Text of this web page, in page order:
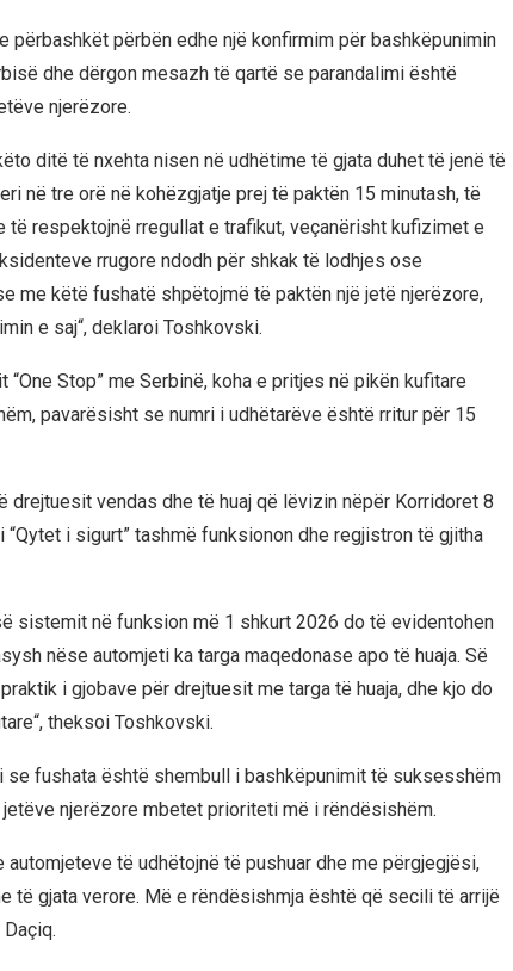
përbashkët përbën edhe një konfirmim për bashkëpunimin
dhe dërgon mesazh të qartë se parandalimi është
njerëzore.
ditë të nxehta nisen në udhëtime të gjata duhet të jenë të
në tre orë në kohëzgjatje prej të paktën 15 minutash, të
të respektojnë rregullat e trafikut, veçanërisht kufizimet e
rrugore ndodh për shkak të lodhjes ose
me këtë fushatë shpëtojmë të paktën një jetë njerëzore,
e saj“, deklaroi Toshkovski.
Stop” me Serbinë, koha e pritjes në pikën kufitare
pavarësisht se numri i udhëtarëve është rritur për 15
drejtuesit vendas dhe të huaj që lëvizin nëpër Korridoret 8
i sigurt” tashmë funksionon dhe regjistron të gjitha
sistemit në funksion më 1 shkurt 2026 do të evidentohen
nëse automjeti ka targa maqedonase apo të huaja. Së
i gjobave për drejtuesit me targa të huaja, dhe kjo do
theksoi Toshkovski.
fushata është shembull i bashkëpunimit të suksesshëm
njerëzore mbetet prioriteti më i rëndësishëm.
të udhëtojnë të pushuar dhe me përgjegjësi,
të gjata verore. Më e rëndësishmja është që secili të arrijë